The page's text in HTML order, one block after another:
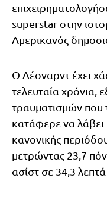
superstar στην
Αμερικανός
Ο Λέοναρντ έχει
τελευταία χρόνια,
τραυματισμών που
κατάφερε να λάβει
κανονικής
μετρώντας 23,7
ασίστ σε 34,3